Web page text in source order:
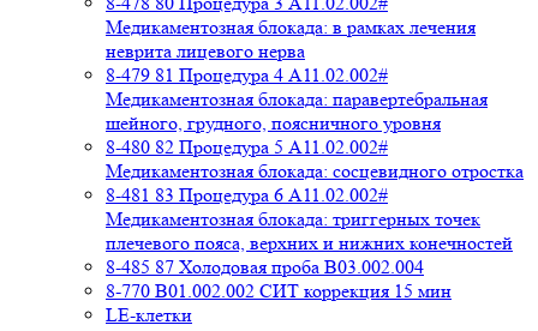
Медикаментозная блокада: в рамках лечения
неврита лицевого нерва
8-479 81 Процедура 4 A11.02.002#
Медикаментозная блокада: паравертебральная
шейного, грудного, поясничного уровня
8-480 82 Процедура 5 A11.02.002#
Медикаментозная блокада: сосцевидного отростка
8-481 83 Процедура 6 A11.02.002#
Медикаментозная блокада: триггерных точек
плечевого пояса, верхних и нижних конечностей
8-485 87 Холодовая проба В03.002.004
8-770 B01.002.002 СИТ коррекция 15 мин
LE-клетки